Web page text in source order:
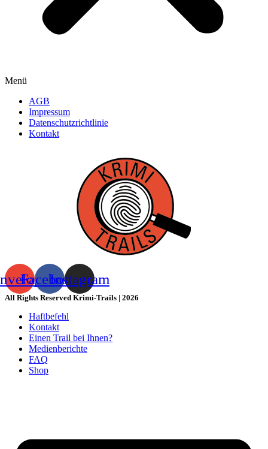
Menü
AGB
Impressum
Datenschutzrichtlinie
Kontakt
FacebookInstagram
All Rights Reserved Krimi-Trails | 2026
Haftbefehl
Kontakt
Einen Trail bei Ihnen?
Medienberichte
FAQ
Shop